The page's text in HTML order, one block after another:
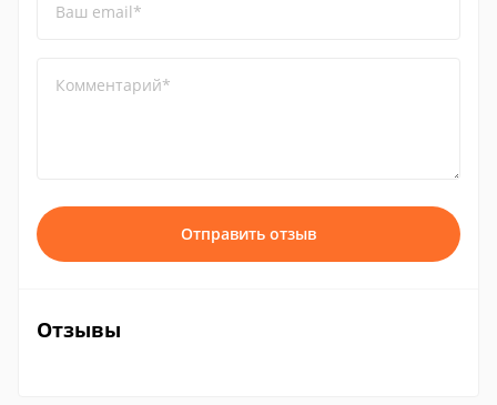
Ваш email*
Комментарий*
Отправить отзыв
Отзывы